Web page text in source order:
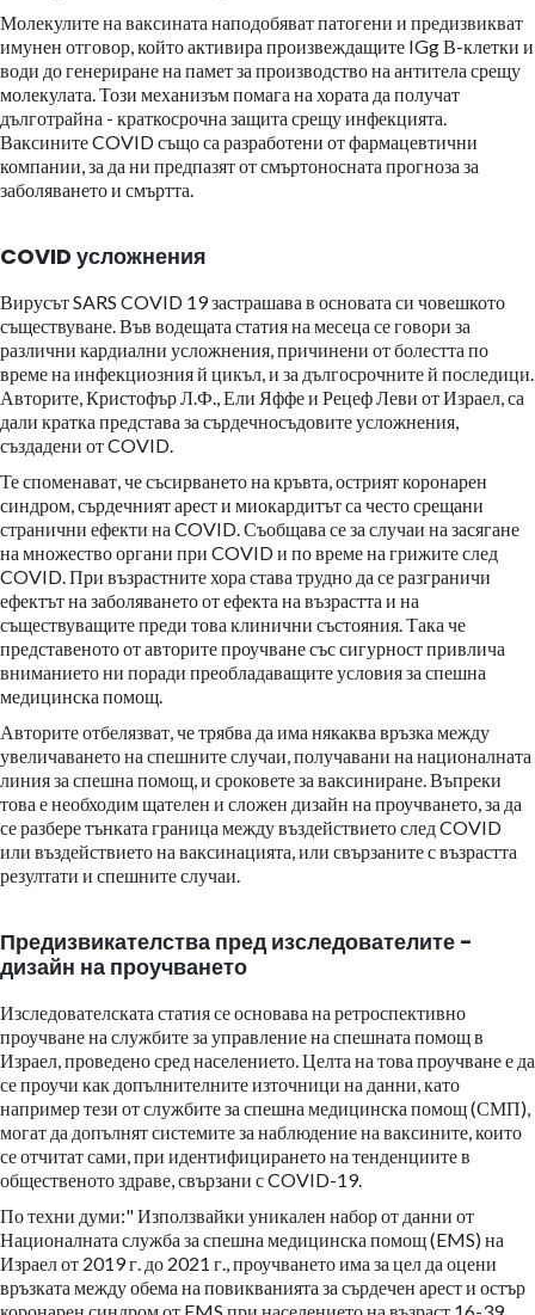
Молекулите на ваксината наподобяват патогени и предизвикват
имунен отговор, който активира произвеждащите IGg В-клетки и
води до генериране на памет за производство на антитела срещу
молекулата. Този механизъм помага на хората да получат
дълготрайна - краткосрочна защита срещу инфекцията.
Ваксините COVID също са разработени от фармацевтични
компании, за да ни предпазят от смъртоносната прогноза за
заболяването и смъртта.
COVID усложнения
Вирусът SARS COVID 19 застрашава в основата си човешкото
съществуване. Във водещата статия на месеца се говори за
различни кардиални усложнения, причинени от болестта по
време на инфекциозния й цикъл, и за дългосрочните й последици.
Авторите, Кристофър Л.Ф., Ели Яффе и Рецеф Леви от Израел, са
дали кратка представа за сърдечносъдовите усложнения,
създадени от COVID.
Те споменават, че съсирването на кръвта, острият коронарен
синдром, сърдечният арест и миокардитът са често срещани
странични ефекти на COVID. Съобщава се за случаи на засягане
на множество органи при COVID и по време на грижите след
COVID. При възрастните хора става трудно да се разграничи
ефектът на заболяването от ефекта на възрастта и на
съществуващите преди това клинични състояния. Така че
представеното от авторите проучване със сигурност привлича
вниманието ни поради преобладаващите условия за спешна
медицинска помощ.
Авторите отбелязват, че трябва да има някаква връзка между
увеличаването на спешните случаи, получавани на националната
линия за спешна помощ, и сроковете за ваксиниране. Въпреки
това е необходим щателен и сложен дизайн на проучването, за да
се разбере тънката граница между въздействието след COVID
или въздействието на ваксинацията, или свързаните с възрастта
резултати и спешните случаи.
Предизвикателства пред изследователите -
дизайн на проучването
Изследователската статия се основава на ретроспективно
проучване на службите за управление на спешната помощ в
Израел, проведено сред населението. Целта на това проучване е да
се проучи как допълнителните източници на данни, като
например тези от службите за спешна медицинска помощ (СМП),
могат да допълнят системите за наблюдение на ваксините, които
се отчитат сами, при идентифицирането на тенденциите в
общественото здраве, свързани с COVID-19.
По техни думи:" Използвайки уникален набор от данни от
Националната служба за спешна медицинска помощ (EMS) на
Израел от 2019 г. до 2021 г., проучването има за цел да оцени
връзката между обема на повикванията за сърдечен арест и остър